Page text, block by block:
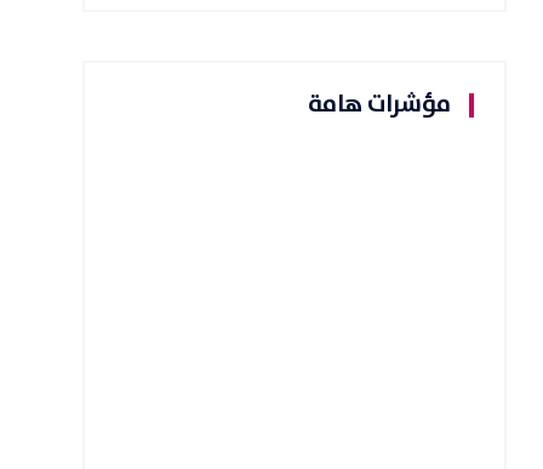
مؤشرات هامة